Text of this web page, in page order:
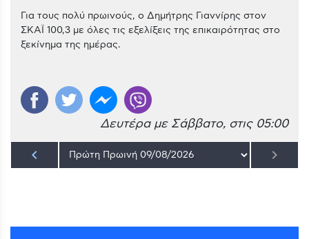
Για τους πολύ πρωινούς, ο Δημήτρης Γιαννίρης στον
ΣΚΑΪ 100,3 με όλες τις εξελίξεις της επικαιρότητας στο
ξεκίνημα της ημέρας.
Δευτέρα με Σάββατο, στις 05:00
keyboard_arrow_left keyboard_arrow_right